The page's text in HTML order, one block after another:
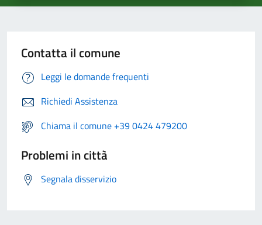
Contatta il comune
Leggi le domande frequenti
Richiedi Assistenza
Chiama il comune +39 0424 479200
Problemi in città
Segnala disservizio